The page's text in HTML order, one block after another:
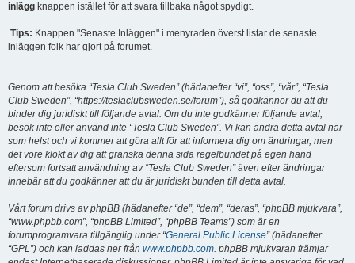
inlägg knappen istället för att svara tillbaka något spydigt.
Tips: Knappen "Senaste Inläggen" i menyraden överst listar de senaste
inläggen folk har gjort på forumet.
Genom att besöka “Tesla Club Sweden” (hädanefter “vi”, “oss”, “vår”, “Tesla
Club Sweden”, “https://teslaclubsweden.se/forum”), så godkänner du att du
binder dig juridiskt till följande avtal. Om du inte godkänner följande avtal,
besök inte eller använd inte “Tesla Club Sweden”. Vi kan ändra detta avtal när
som helst och vi kommer att göra allt för att informera dig om ändringar, men
det vore klokt av dig att granska denna sida regelbundet på egen hand
eftersom fortsatt användning av “Tesla Club Sweden” även efter ändringar
innebär att du godkänner att du är juridiskt bunden till detta avtal.
Vårt forum drivs av phpBB (hädanefter “de”, “dem”, “deras”, “phpBB mjukvara”,
“www.phpbb.com”, “phpBB Limited”, “phpBB Teams”) som är en
forumprogramvara tillgänglig under “General Public License” (hädanefter
“GPL”) och kan laddas ner från www.phpbb.com. phpBB mjukvaran främjar